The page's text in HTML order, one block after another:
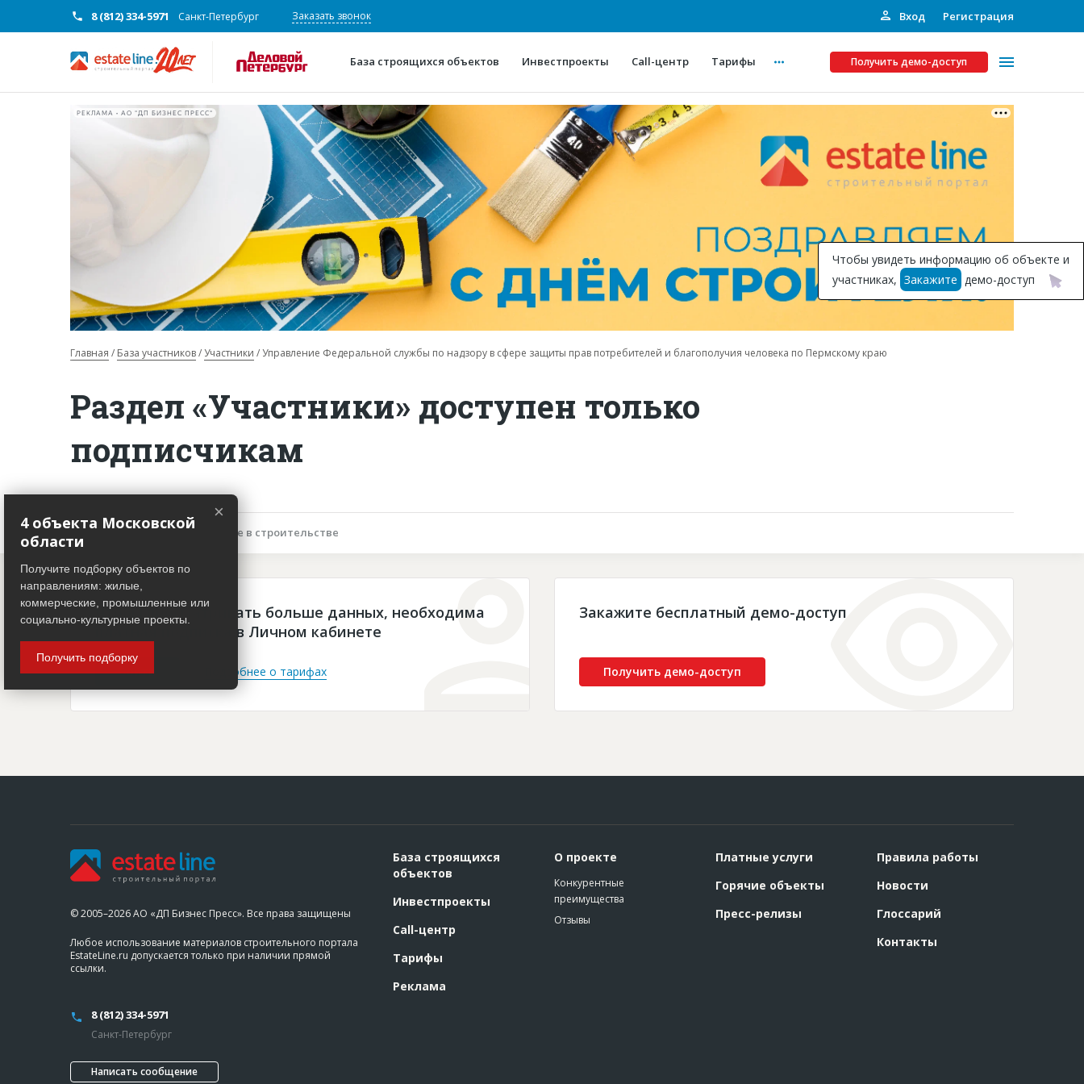
8 (812) 334-5971 Санкт-Петербург Заказать звонок Вход Регистрация
База строящихся объектов Инвестпроекты Call-центр Тарифы Получить демо-доступ
О проекте
Конкурентные преимущества
Горячие объекты
Глоссарий
Платные услуги
Рекламодателям
Инвестпроекты
Подписка на Базу
Правила работы
РЕКЛАМА • АО "ДП БИЗНЕС ПРЕСС"
Главная База участников Участники Управление Федеральной службы по надзору в сфере защиты прав потребителей и благополучия человека по Пермскому краю
Раздел «Участники» доступен только
подписчикам
Описание объекта Участие в строительстве
Чтобы просматривать больше данных, необходима
платная подписка в Личном кабинете
Войти Подробнее о тарифах
Закажите бесплатный демо-доступ
Получить демо-доступ
Чтобы увидеть информацию об объекте и
участниках, Закажите демо-доступ
© 2005–2026 АО «ДП Бизнес Пресс». Все права защищены
Любое использование материалов строительного портала
EstateLine.ru допускается только при наличии прямой
ссылки.
8 (812) 334-5971
Санкт-Петербург
Написать сообщение
База строящихся
объектов
Инвестпроекты
Call-центр
Тарифы
Реклама
О проекте
Конкурентные
преимущества
Отзывы
Платные услуги
Горячие объекты
Пресс-релизы
Правила работы
Новости
Глоссарий
Контакты
×
4 объекта Московской
области
Получите подборку объектов по
направлениям: жилые,
коммерческие, промышленные или
социально-культурные проекты.
Получить подборку